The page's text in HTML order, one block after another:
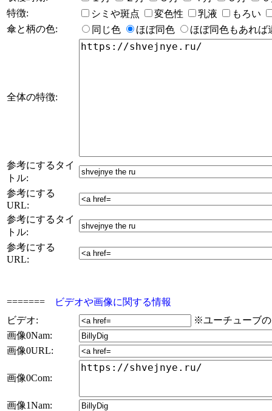
特徴:
シミや斑点 変色性 乳液
もろい
傘と柄の色:
同じ色 ほぼ同色 ほぼ同色もあれ
全体の特徴:
参考にするタイ
トル:
参考にする
URL:
参考にするタイ
トル:
参考にする
URL:
=======
ビデオや画像に関する情報
ビデオ:
※ユーチューブ
画像0Nam:
画像0URL:
画像0Com:
画像1Nam: